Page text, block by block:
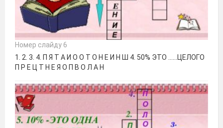
Номер слайду 6
1. 2. 3. 4. П Я Т А И О О Т О Н Е И Н Ш 4. 50% ЭТО ……ЦЕЛОГО
П Р Е Ц Т Н Е Я О П В О Л А Н